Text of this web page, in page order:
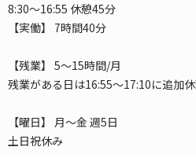
8:30～16:55 休憩45分
【実働】 7時間40分
【残業】 5～15時間/月
残業がある日は16:55～17:10に追加
【曜日】
月～金 週5日
土日祝休み